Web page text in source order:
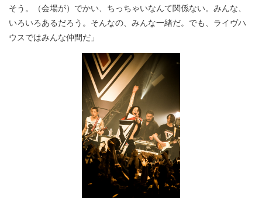
そう。（会場が）でかい、ちっちゃいなんて関係ない。みんな、
いろいろあるだろう。そんなの、みんな一緒だ。でも、ライヴハ
ウスではみんな仲間だ」